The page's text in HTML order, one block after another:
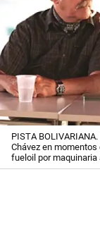
PISTA
Chávez en
fueloil por maquinaria